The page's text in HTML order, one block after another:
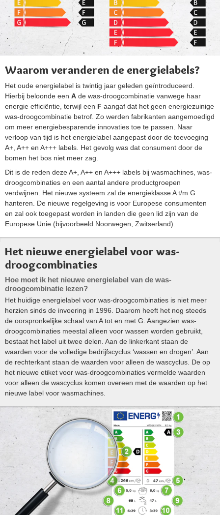
Waarom veranderen de energielabels?
Het oude energielabel is twintig jaar geleden geïntroduceerd.
Hierbij beloonde een A de was-droogcombinatie vanwege haar
energie efficiëntie, terwijl een F aangaf dat het geen energiezuinige
was-droogcombinatie betrof. Zo werden fabrikanten aangemoedigd
om meer energiebesparende innovaties toe te passen. Naar
verloop van tijd is het energielabel aangepast door de toevoeging
A+, A++ en A+++ labels. Het gevolg was dat consument door de
bomen het bos niet meer zag.
Dit is de reden deze A+, A++ en A+++ labels bij wasmachines, was-
droogcombinaties en een aantal andere productgroepen
verdwijnen. Het nieuwe systeem zal de energieklasse A t/m G
hanteren. De nieuwe regelgeving is voor Europese consumenten
en zal ook toegepast worden in landen die geen lid zijn van de
Europese Unie (bijvoorbeeld Noorwegen, Zwitserland).
Het nieuwe energielabel voor was-
droogcombinaties
Hoe moet ik het nieuwe energielabel van de was-
droogcombinatie lezen?
Het huidige energielabel voor was-droogcombinaties is niet meer
herzien sinds de invoering in 1996. Daarom heeft het nog steeds
de oorspronkelijke schaal van A tot en met G. Aangezien was-
droogcombinaties meestal alleen voor wassen worden gebruikt,
bestaat het label uit twee delen. Aan de linkerkant staan de
waarden voor de volledige bedrijfscyclus ‘wassen en drogen’. Aan
de rechterkant staan de waarden voor alleen de wascyclus. De op
het nieuwe etiket voor was-droogcombinaties vermelde waarden
voor alleen de wascyclus komen overeen met de waarden op het
nieuwe label voor wasmachines.